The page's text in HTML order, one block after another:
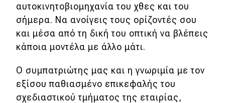
αυτοκινητοβιομηχανία του χθες και του
σήμερα. Να ανοίγεις τους ορίζοντές σου
και μέσα από τη δική του οπτική να βλέπεις
κάποια μοντέλα με άλλο μάτι.
O συμπατριώτης μας και η γνωριμία με τον
εξίσου παθιασμένο επικεφαλής του
σχεδιαστικού τμήματος της εταιρίας,